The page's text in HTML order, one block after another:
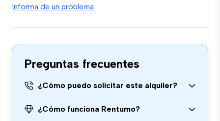
Informa de un problema
Preguntas frecuentes
¿Cómo puedo solicitar este alquiler?
¿Cómo funciona Rentumo?